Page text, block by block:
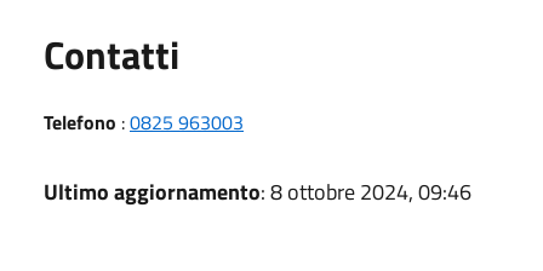
Contatti
Telefono :0825 963003
Ultimo aggiornamento: 8 ottobre 2024, 09:46